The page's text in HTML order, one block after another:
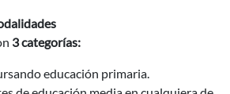
3 categorías:
educación primaria.